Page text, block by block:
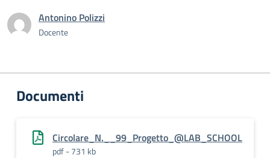
Antonino Polizzi
Docente
Documenti
Circolare_N.__99_Progetto_@LAB_SCHOOL
pdf - 731 kb